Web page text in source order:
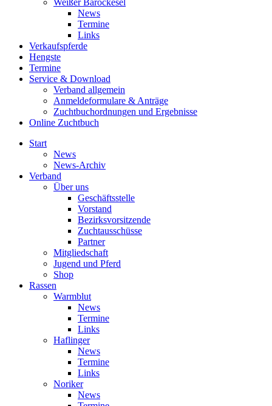
Weißer Barockesel
News
Termine
Links
Verkaufspferde
Hengste
Termine
Service & Download
Verband allgemein
Anmeldeformulare & Anträge
Zuchtbuchordnungen und Ergebnisse
Online Zuchtbuch
Start
News
News-Archiv
Verband
Über uns
Geschäftsstelle
Vorstand
Bezirksvorsitzende
Zuchtausschüsse
Partner
Mitgliedschaft
Jugend und Pferd
Shop
Rassen
Warmblut
News
Termine
Links
Haflinger
News
Termine
Links
Noriker
News